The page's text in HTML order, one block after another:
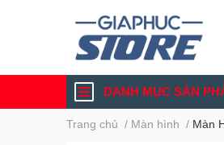
DANH MỤC SẢN
Trang chủ / Màn hình / Màn